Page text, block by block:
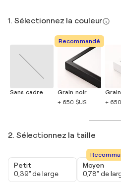
1. Sélectionnez la couleur
Sans cadre
Recommandé
Grain noir
+ 650 $US
+
2. Sélectionnez la taille
Petit
0,39" de large
Moyen
0,78" de